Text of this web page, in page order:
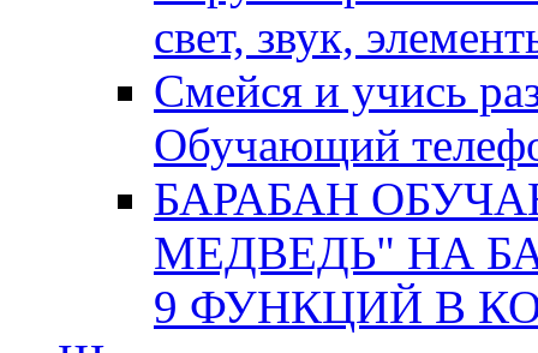
свет, звук,
Смейся и учись
Обучающий
БАРАБАН
МЕДВЕДЬ" НА
9 ФУНКЦИЙ В